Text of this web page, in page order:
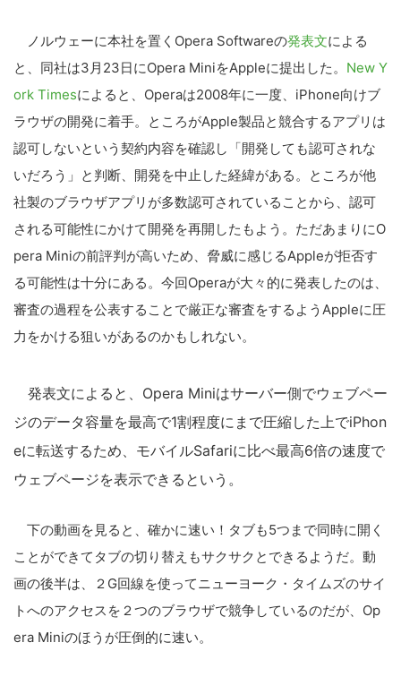
ノルウェーに本社を置くOpera Softwareの発表文による
と、同社は3月23日にOpera MiniをAppleに提出した。 New Y
ork Timesによると、Operaは2008年に一度、iPhone向けブ
ラウザの開発に着手。ところがApple製品と競合するアプリは
認可しないという契約内容を確認し「開発しても認可されな
いだろう」と判断、開発を中止した経緯がある。ところが他
社製のブラウザアプリが多数認可されていることから、認可
される可能性にかけて開発を再開したもよう。ただあまりにO
pera Miniの前評判が高いため、脅威に感じるAppleが拒否す
る可能性は十分にある。今回Operaが大々的に発表したのは、
審査の過程を公表することで厳正な審査をするようAppleに圧
力をかける狙いがあるのかもしれない。
発表文によると、Opera Miniはサーバー側でウェブペー
ジのデータ容量を最高で1割程度にまで圧縮した上でiPhon
eに転送するため、モバイルSafariに比べ最高6倍の速度で
ウェブページを表示できるという。
下の動画を見ると、確かに速い！タブも5つまで同時に開く
ことができてタブの切り替えもサクサクとできるようだ。動
画の後半は、２G回線を使ってニューヨーク・タイムズのサイ
トへのアクセスを２つのブラウザで競争しているのだが、Op
era Miniのほうが圧倒的に速い。